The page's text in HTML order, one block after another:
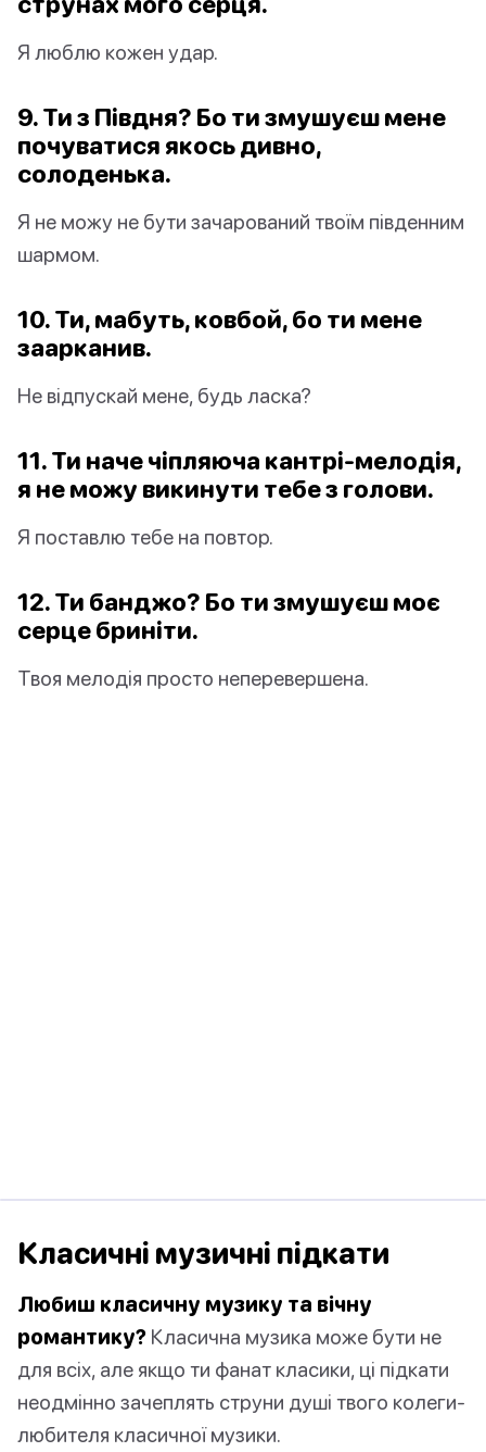
Я люблю кожен удар.
9. Ти з Півдня? Бо ти змушуєш мене
почуватися якось дивно,
солоденька.
Я не можу не бути зачарований твоїм південним
шармом.
10. Ти, мабуть, ковбой, бо ти мене
заарканив.
Не відпускай мене, будь ласка?
11. Ти наче чіпляюча кантрі-мелодія,
я не можу викинути тебе з голови.
Я поставлю тебе на повтор.
12. Ти банджо? Бо ти змушуєш моє
серце бриніти.
Твоя мелодія просто неперевершена.
Класичні музичні підкати
Любиш класичну музику та вічну
романтику? Класична музика може бути не
для всіх, але якщо ти фанат класики, ці підкати
неодмінно зачеплять струни душі твого колеги-
любителя класичної музики.